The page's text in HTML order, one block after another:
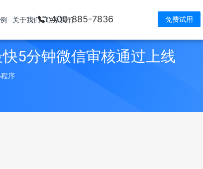
400-885-7836 免费试用
关于我们 联系我们
5分钟微信审核通过上线
序